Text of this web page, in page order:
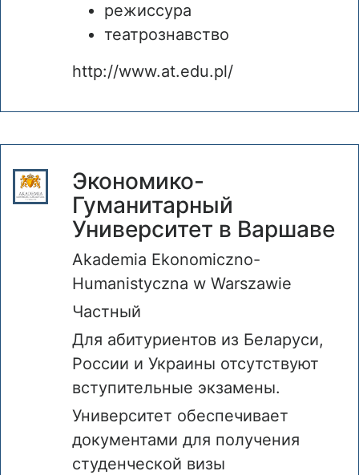
режиссура
театрознавство
http://www.at.edu.pl/
Экономико-
Гуманитарный
Университет в Варшаве
Akademia Ekonomiczno-
Humanistyczna w Warszawie
Частный
Для абитуриентов из Беларуси,
России и Украины отсутствуют
вступительные экзамены.
Университет обеспечивает
документами для получения
студенческой визы